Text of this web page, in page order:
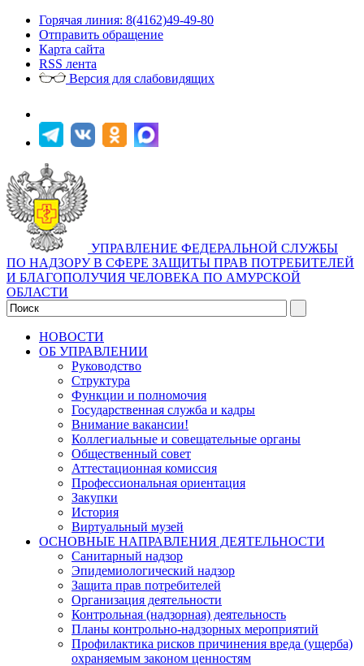
Горячая линия: 8(4162)49-49-80
Отправить обращение
Карта сайта
RSS лента
Версия для слабовидящих
УПРАВЛЕНИЕ ФЕДЕРАЛЬНОЙ СЛУЖБЫ
ПО НАДЗОРУ В СФЕРЕ ЗАЩИТЫ ПРАВ ПОТРЕБИТЕЛЕЙ
И БЛАГОПОЛУЧИЯ ЧЕЛОВЕКА ПО АМУРСКОЙ
ОБЛАСТИ
НОВОСТИ
ОБ УПРАВЛЕНИИ
Руководство
Структура
Функции и полномочия
Государственная служба и кадры
Внимание вакансии!
Коллегиальные и совещательные органы
Общественный совет
Аттестационная комиссия
Профессиональная ориентация
Закупки
История
Виртуальный музей
ОСНОВНЫЕ НАПРАВЛЕНИЯ ДЕЯТЕЛЬНОСТИ
Санитарный надзор
Эпидемиологический надзор
Защита прав потребителей
Организация деятельности
Контрольная (надзорная) деятельность
Планы контрольно-надзорных мероприятий
Профилактика рисков причинения вреда (ущерба)
охраняемым законом ценностям